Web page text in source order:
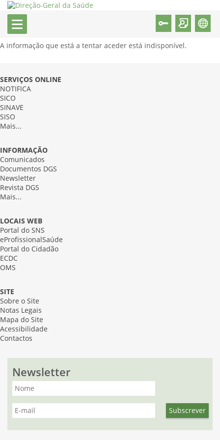
A informação que está a tentar aceder está indisponível.
SERVIÇOS ONLINE
NOTIFICA
SICO
SINAVE
SISO
Mais...
INFORMAÇÃO
Comunicados
Documentos DGS
Newsletter
Revista DGS
Mais...
LOCAIS WEB
Portal do SNS
eProfissionalSaúde
Portal do Cidadão
ECDC
OMS
SITE
Sobre o Site
Notas Legais
Mapa do Site
Acessibilidade
Contactos
Newsletter